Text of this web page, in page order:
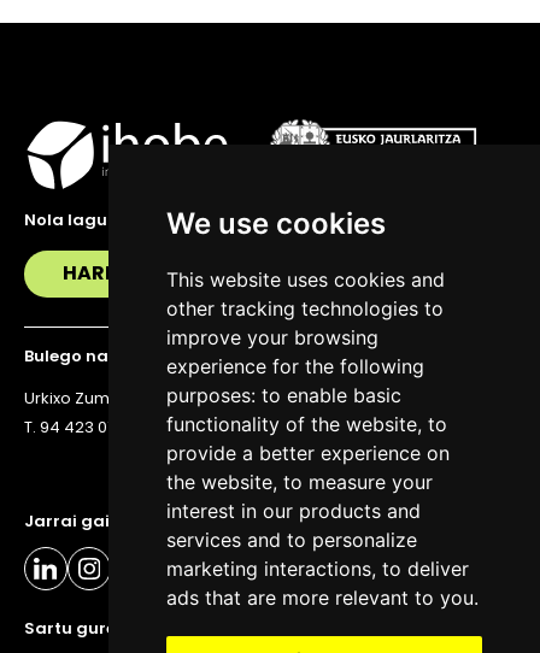
We use cookies
This website uses cookies and
other tracking technologies to
improve your browsing
experience for the following
purposes: to enable basic
functionality of the website, to
provide a better experience on
the website, to measure your
interest in our products and
services and to personalize
marketing interactions, to deliver
ads that are more relevant to you.
Jarrai gaitzazu eguneratuta egoteko
Sartu gure buletinera
Nola lagundu zaitzakegu?
HARREMANETAN JARRI
Bulego nagusia
Urkixo Zumarkalea 36, 6. solairua, 48011 Bilbo
T. 94 423 07 43